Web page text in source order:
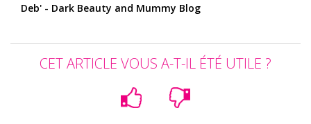
Deb' - Dark Beauty and Mummy Blog
CET ARTICLE VOUS A-T-IL ÉTÉ UTILE ?